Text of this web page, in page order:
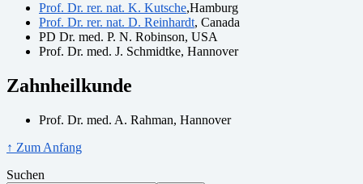
Prof. Dr. rer. nat. K. Kutsche,Hamburg
Prof. Dr. rer. nat. D. Reinhardt, Canada
PD Dr. med. P. N. Robinson, USA
Prof. Dr. med. J. Schmidtke, Hannover
Zahnheilkunde
Prof. Dr. med. A. Rahman, Hannover
↑ Zum Anfang
Suchen